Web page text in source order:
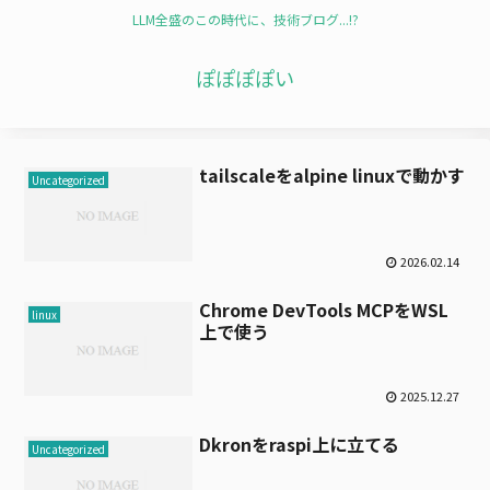
LLM全盛のこの時代に、技術ブログ...!?
ぽぽぽぽい
Uncategorized tailscaleをalpine linuxで動かす
2026.02.14
linux
Chrome DevTools MCPをWSL
上で使う
2025.12.27
Uncategorized Dkronをraspi上に立てる